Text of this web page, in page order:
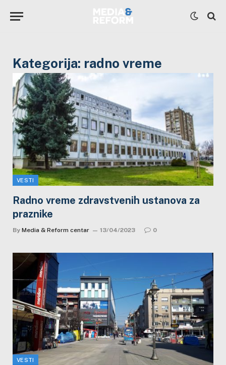
Kategorija: radno vreme
VESTI
Radno vreme zdravstvenih ustanova za
praznike
By Media & Reform centar 13/04/2023 0
VESTI